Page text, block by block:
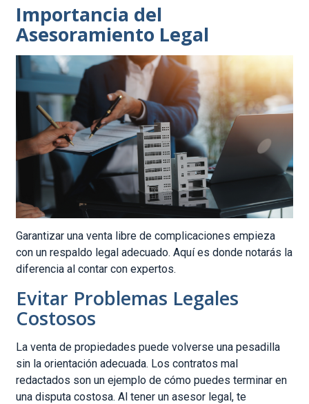
Importancia del
Asesoramiento Legal
Garantizar una venta libre de complicaciones empieza
con un respaldo legal adecuado. Aquí es donde notarás la
diferencia al contar con expertos.
Evitar Problemas Legales
Costosos
La venta de propiedades puede volverse una pesadilla
sin la orientación adecuada. Los contratos mal
redactados son un ejemplo de cómo puedes terminar en
una disputa costosa. Al tener un asesor legal, te